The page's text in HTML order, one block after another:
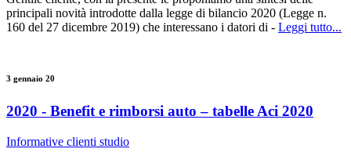
principali novità introdotte dalla legge di bilancio 2020 (Legge n.
160 del 27 dicembre 2019) che interessano i datori di - Leggi tutto...
3 gennaio 20
2020 - Benefit e rimborsi auto – tabelle Aci 2020
Informative clienti studio